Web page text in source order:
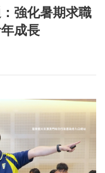
強化暑期求職
成長